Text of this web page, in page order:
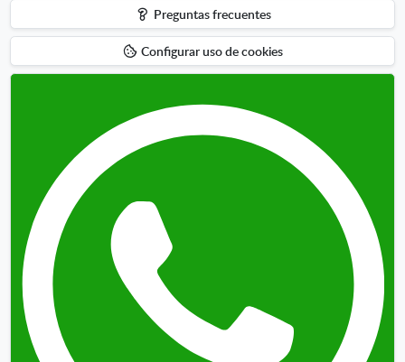
arriba
Preguntas frecuentes
Configurar uso de cookies